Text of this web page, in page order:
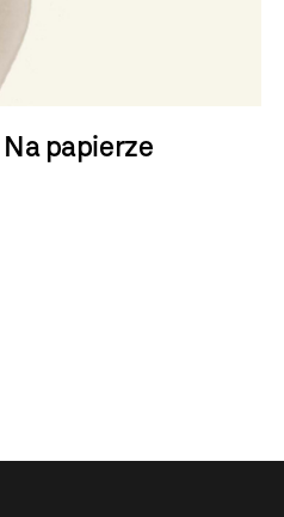
papierze